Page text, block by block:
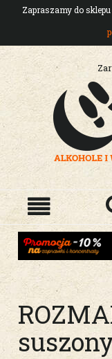
Zapraszamy do